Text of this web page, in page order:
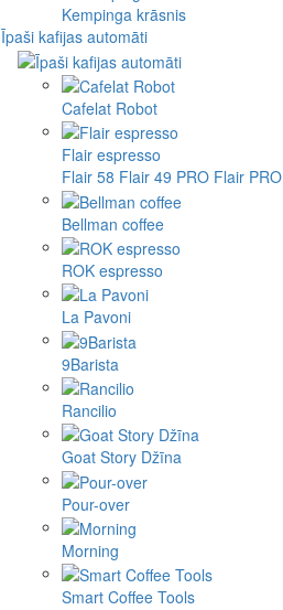
Kempinga krāsnis
Īpaši kafijas automāti
Cafelat Robot
Flair espresso
Flair 58 Flair 49 PRO Flair PRO
Bellman coffee
ROK espresso
La Pavoni
9Barista
Rancilio
Goat Story Džīna
Pour-over
Morning
Smart Coffee Tools